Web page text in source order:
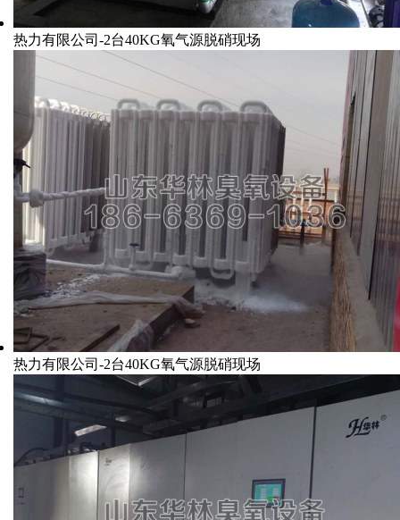
热力有限公司-2台40KG氧气源脱硝现场
热力有限公司-2台40KG氧气源脱硝现场